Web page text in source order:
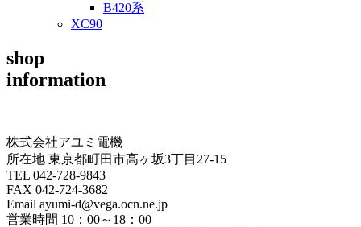
B420系
XC90
shop
information
株式会社アユミ電機
所在地 東京都町田市高ヶ坂3丁目27‐15
TEL 042-728-9843
FAX 042-724-3682
Email ayumi-d@vega.ocn.ne.jp
営業時間 10：00～18：00